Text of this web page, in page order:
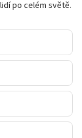
po celém světě.